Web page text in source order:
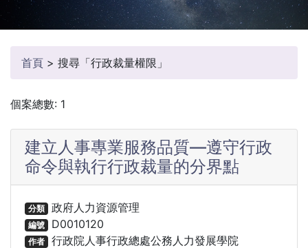
首頁 > 搜尋「行政裁量權限」
個案總數: 1
建立人事專業服務品質—遵守行政
命令與執行行政裁量的分界點
分類 政府人力資源管理
編號 D0010120
作者 行政院人事行政總處公務人力發展學院